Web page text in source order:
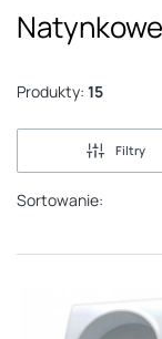
Natynkowe
Produkty: 15
Filtry
Sortowanie: